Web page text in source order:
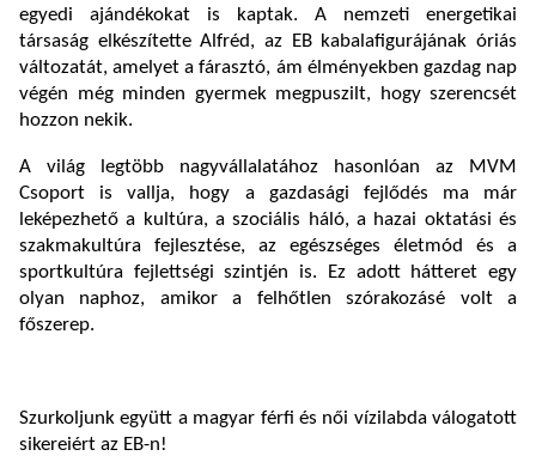
egyedi ajándékokat is kaptak. A nemzeti energetikai
társaság elkészítette Alfréd, az EB kabalafigurájának óriás
változatát, amelyet a fárasztó, ám élményekben gazdag nap
végén még minden gyermek megpuszilt, hogy szerencsét
hozzon nekik.
A világ legtöbb nagyvállalatához hasonlóan az MVM
Csoport is vallja, hogy a gazdasági fejlődés ma már
leképezhető a kultúra, a szociális háló, a hazai oktatási és
szakmakultúra fejlesztése, az egészséges életmód és a
sportkultúra fejlettségi szintjén is. Ez adott hátteret egy
olyan naphoz, amikor a felhőtlen szórakozásé volt a
főszerep.
Szurkoljunk együtt a magyar férfi és női vízilabda válogatott
sikereiért az EB-n!